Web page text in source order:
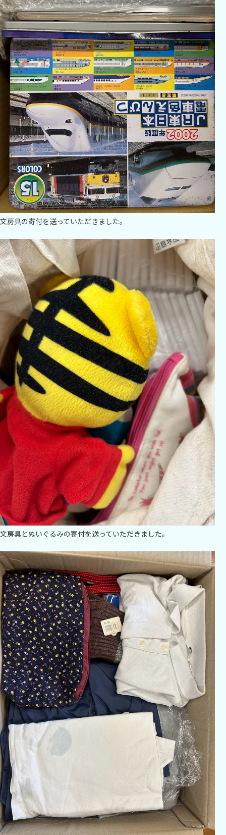
文房具の寄付を送っていただきました。
文房具とぬいぐるみの寄付を送っていただきました。